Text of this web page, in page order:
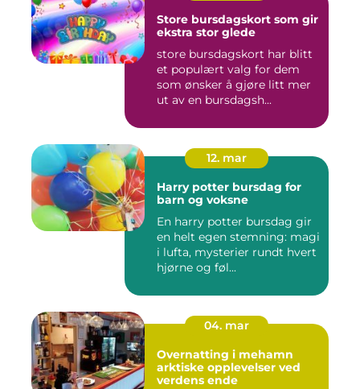
Store bursdagskort som gir
ekstra stor glede
store bursdagskort har blitt
et populært valg for dem
som ønsker å gjøre litt mer
ut av en bursdagsh...
12. mar
Harry potter bursdag for
barn og voksne
En harry potter bursdag gir
en helt egen stemning: magi
i lufta, mysterier rundt hvert
hjørne og føl...
04. mar
Overnatting i mehamn
arktiske opplevelser ved
verdens ende